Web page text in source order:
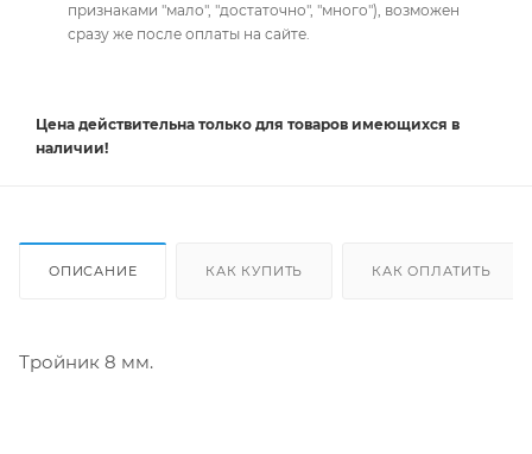
признаками "мало", "достаточно", "много"), возможен
сразу же после оплаты на сайте.
Цена действительна только для товаров имеющихся в
наличии!
ОПИСАНИЕ КАК КУПИТЬ КАК ОПЛАТИТЬ
Тройник 8 мм.